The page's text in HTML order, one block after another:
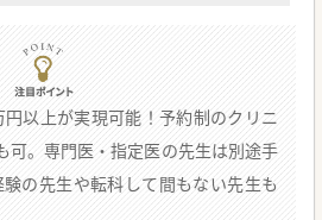
以上が実現可能！予約制のクリニ
。専門医・指定医の先生は別途手
の先生や転科して間もない先生も